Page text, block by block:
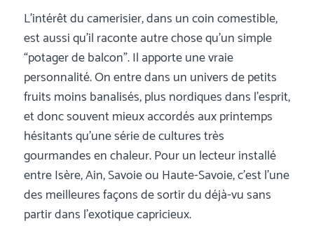
L’intérêt du camerisier, dans un coin comestible,
est aussi qu’il raconte autre chose qu’un simple
“potager de balcon”. Il apporte une vraie
personnalité. On entre dans un univers de petits
fruits moins banalisés, plus nordiques dans l’esprit,
et donc souvent mieux accordés aux printemps
hésitants qu’une série de cultures très
gourmandes en chaleur. Pour un lecteur installé
entre Isère, Ain, Savoie ou Haute-Savoie, c’est l’une
des meilleures façons de sortir du déjà-vu sans
partir dans l’exotique capricieux.